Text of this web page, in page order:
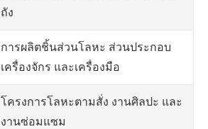
ถัง
การผลิตชิ้นส่วนโลหะ ส่วนประกอบ
เครื่องจักร และเครื่องมือ
โครงการโลหะตามสั่ง งานศิลปะ และ
งานซ่อมแซม